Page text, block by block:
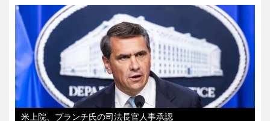
米上院、ブランチ氏の司法長官人事承認